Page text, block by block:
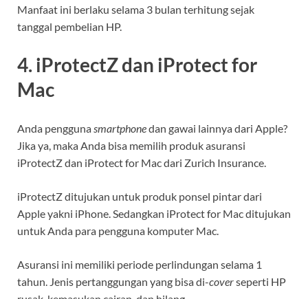
Manfaat ini berlaku selama 3 bulan terhitung sejak
tanggal pembelian HP.
4. iProtectZ dan iProtect for
Mac
Anda pengguna smartphonedan gawai lainnya dari Apple?
Jika ya, maka Anda bisa memilih produk asuransi
iProtectZ dan iProtect for Mac dari Zurich Insurance.
iProtectZ ditujukan untuk produk ponsel pintar dari
Apple yakni iPhone. Sedangkan iProtect for Mac ditujukan
untuk Anda para pengguna komputer Mac.
Asuransi ini memiliki periode perlindungan selama 1
tahun. Jenis pertanggungan yang bisa di-coverseperti HP